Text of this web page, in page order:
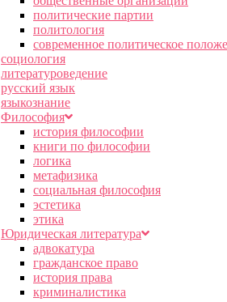
политические партии
политология
современное политическое
социология
литературоведение
русский язык
языкознание
Философия
история философии
книги по философии
логика
метафизика
социальная философия
эстетика
этика
Юридическая литература
адвокатура
гражданское право
история права
криминалистика